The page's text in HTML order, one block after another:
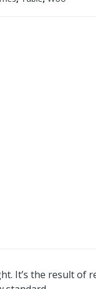
It’s the result of